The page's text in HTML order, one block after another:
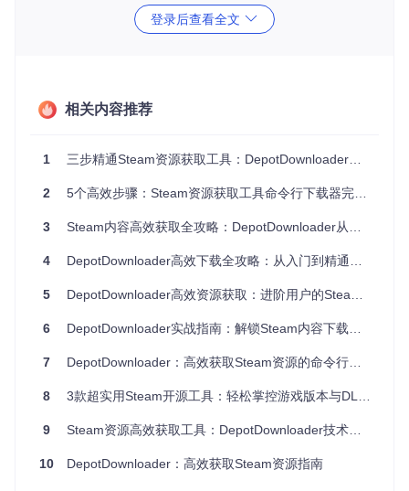
跨平台配置指南：在不同系统上安装DepotDownloader
Windows系统安装
Shell，输入以下命令：
winget install --exact --id
你也可以从项目仓库下载最新版本的二进制文件，仓库地址
登录后查看全文
相关内容推荐
1 三步精通Steam资源获取工具：DepotDownloader零命令基础使用指南
2 5个高效步骤：Steam资源获取工具命令行下载器完全指南
3 Steam内容高效获取全攻略：DepotDownloader从入门到精通
4 DepotDownloader高效下载全攻略：从入门到精通的Steam资源获取指南
5 DepotDownloader高效资源获取：进阶用户的Steam命令行工具全指南
6 DepotDownloader实战指南：解锁Steam内容下载的开源工具全能力
7 DepotDownloader：高效获取Steam资源的命令行解决方案
8 3款超实用Steam开源工具：轻松掌控游戏版本与DLC下载
9 Steam资源高效获取工具：DepotDownloader技术指南与应用实践
10 DepotDownloader：高效获取Steam资源指南